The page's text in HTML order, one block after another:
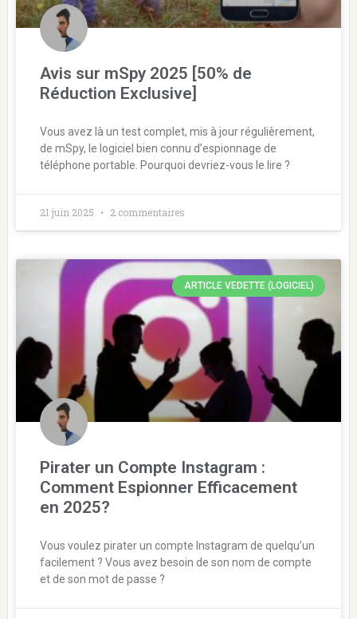
Avis sur mSpy 2025 [50% de
Réduction Exclusive]
Vous avez là un test complet, mis à jour régulièrement,
de mSpy, le logiciel bien connu d’espionnage de
téléphone portable. Pourquoi devriez-vous le lire ?
21 juin 2025 2 commentaires
ARTICLE VEDETTE (LOGICIEL)
Pirater un Compte Instagram :
Comment Espionner Efficacement
en 2025?
Vous voulez pirater un compte Instagram de quelqu’un
facilement ? Vous avez besoin de son nom de compte
et de son mot de passe ?